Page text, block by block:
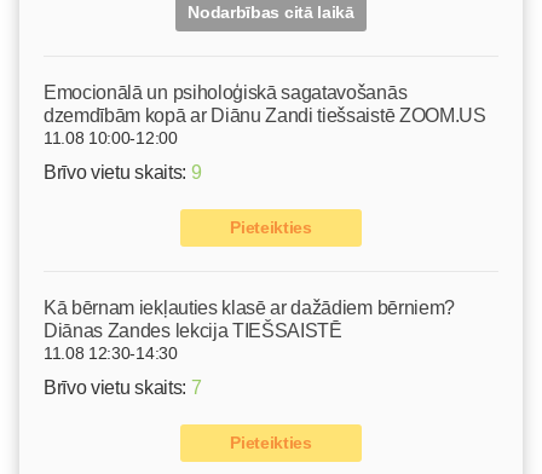
Nodarbības citā laikā
Emocionālā un psiholoģiskā sagatavošanās
dzemdībām kopā ar Diānu Zandi tiešsaistē ZOOM.US
11.08 10:00-12:00
Brīvo vietu skaits: 9
Pieteikties
Kā bērnam iekļauties klasē ar dažādiem bērniem?
Diānas Zandes lekcija TIEŠSAISTĒ
11.08 12:30-14:30
Brīvo vietu skaits: 7
Pieteikties